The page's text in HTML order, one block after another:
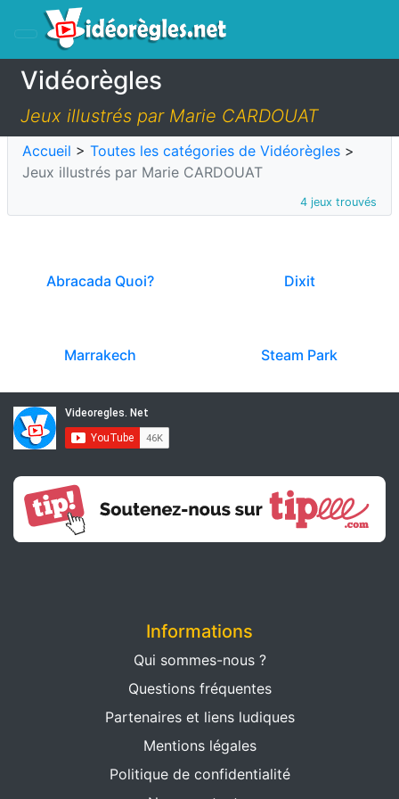
Vidéorègles
Jeux illustrés par Marie CARDOUAT
Accueil > Toutes les catégories de Vidéorègles >
Jeux illustrés par Marie CARDOUAT
4 jeux trouvés
Abracada Quoi? Dixit
Marrakech Steam Park
Informations
Qui sommes-nous ?
Questions fréquentes
Partenaires et liens ludiques
Mentions légales
Politique de confidentialité